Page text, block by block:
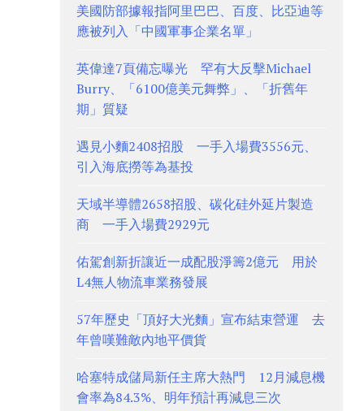
美國防部據報指阿里巴巴、百度、比亞迪等
應被列入「中國軍事企業名單」
英偉達7頁備忘曝光 罕有大反擊Michael
Burry、「6100億美元舞弊」、「折舊年
期」質疑
遇見小麵2408招股 一手入場費3556元、
引入海底撈等為基投
天域半導體2658招股、碳化硅外延片製造
商 一手入場費2929元
佑駕創新折讓近一成配股淨籌2億元 用於
L4無人物流車業務發展
57年歷史「頂好大光麵」宣布結束營運 去
年曾嘆難敵內地平價貨
哈塞特成儲局新任主席大熱門 12月減息機
會率為84.3%、明年預計再減息三次